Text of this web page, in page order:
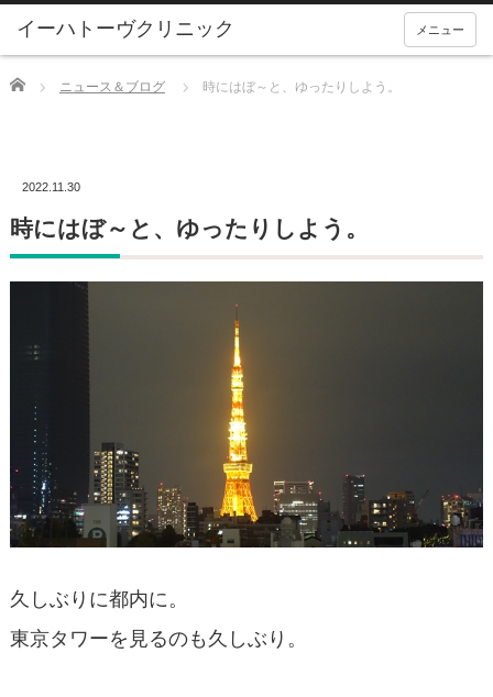
メニュー
Home ニュース＆ブログ 時にはぼ～と、ゆったりしよう。
2022.11.30
時にはぼ～と、ゆったりしよう。
久しぶりに都内に。
東京タワーを見るのも久しぶり。